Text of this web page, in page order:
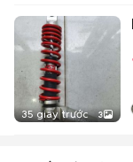
35 giây trước 3